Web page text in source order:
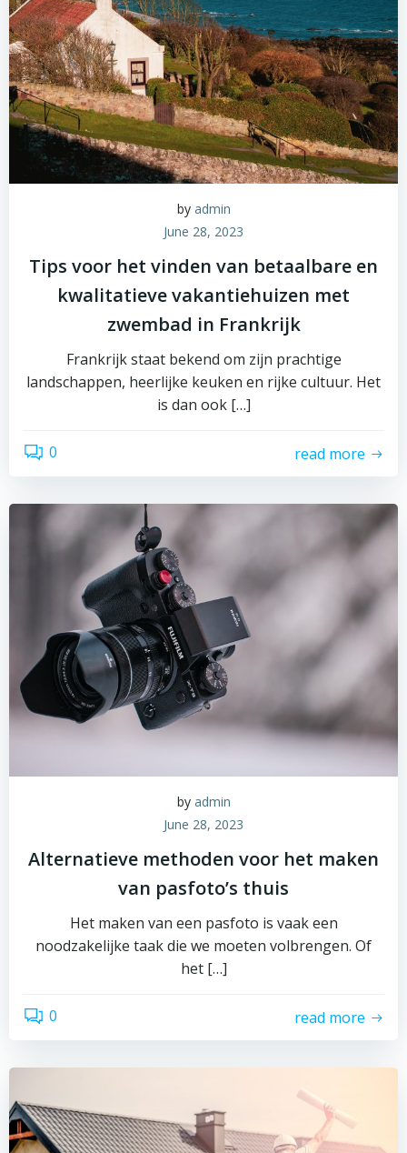
by admin
June 28, 2023
Tips voor het vinden van betaalbare en
kwalitatieve vakantiehuizen met
zwembad in Frankrijk
Frankrijk staat bekend om zijn prachtige
landschappen, heerlijke keuken en rijke cultuur. Het
is dan ook […]
0 read more
by admin
June 28, 2023
Alternatieve methoden voor het maken
van pasfoto’s thuis
Het maken van een pasfoto is vaak een
noodzakelijke taak die we moeten volbrengen. Of
het […]
0 read more